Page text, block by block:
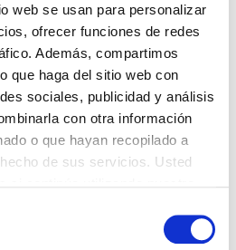
web se usan para personalizar
ofrecer funciones de redes
Además, compartimos
que haga del sitio web con
sociales, publicidad y análisis
con otra información
o que hayan recopilado a
de sus servicios. Usted